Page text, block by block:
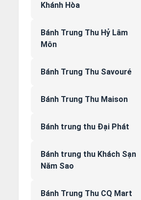
Khánh Hòa
Bánh Trung Thu Hỷ Lâm
Môn
Bánh Trung Thu Savouré
Bánh Trung Thu Maison
Bánh trung thu Đại Phát
Bánh trung thu Khách Sạn
Năm Sao
Bánh Trung Thu CQ Mart